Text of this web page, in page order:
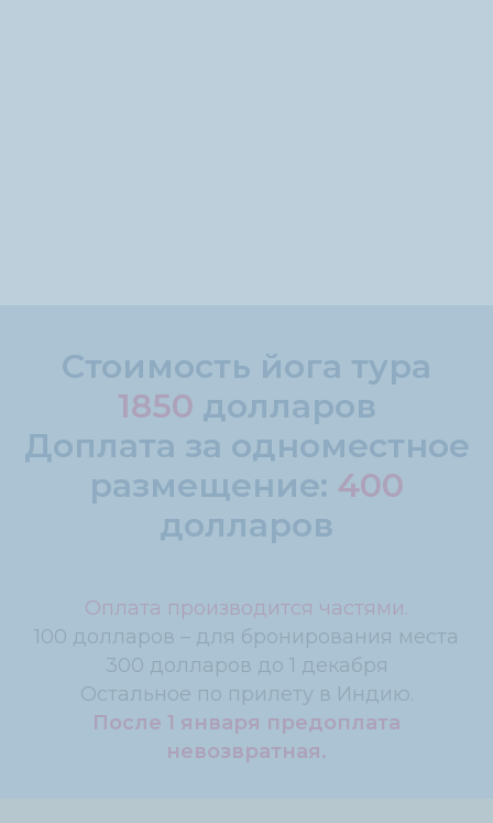
Стоимость йога тура
1850 долларов
Доплата за одноместное
размещение: 400
долларов
Оплата производится частями.
100 долларов – для бронирования места
300 долларов до 1 декабря
Остальное по прилету в Индию.
После 1 января предоплата
невозвратная.